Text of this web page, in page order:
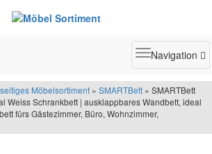
Toggle
Navigation
Möbelsortiment » SMARTBett » SMARTBett
Weiss Schrankbett | ausklappbares Wandbett, ideal
fürs Gästezimmer, Büro, Wohnzimmer,